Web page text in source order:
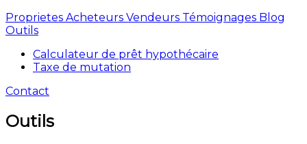
Proprietes Acheteurs Vendeurs Témoignages Blog
Outils
Calculateur de prêt hypothécaire
Taxe de mutation
Contact
Outils